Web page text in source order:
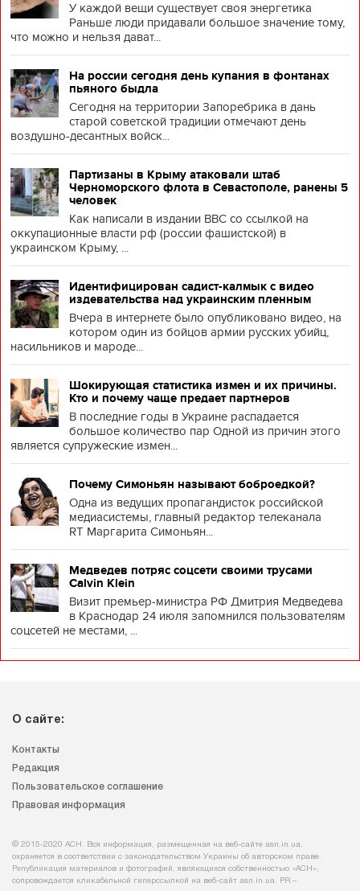
У каждой вещи существует своя энергетика
Раньше люди придавали большое значение тому,
что можно и нельзя дават...
На россии сегодня день купания в фонтанах
пьяного быдла
Сегодня на территории Запоребрика в дань
старой советской традиции отмечают день
воздушно-десантных войск...
Партизаны в Крыму атаковали штаб
Черноморского флота в Севастополе, ранены 5
человек
Как написали в издании BBC со ссылкой на
оккупационные власти рф (россии фашистской) в
украинском Крыму, ...
Идентифицирован садист-калмык с видео
издевательства над украинским пленным
Вчера в интернете было опубликовано видео, на
котором один из бойцов армии русских убийц,
насильников и мароде...
Шокирующая статистика измен и их причины.
Кто и почему чаще предает партнеров
В последние годы в Украине распадается
большое количество пар Одной из причин этого
является супружеские измен...
Почему Симоньян называют боброедкой?
Одна из ведущих пропагандисток российской
медиасистемы, главный редактор телеканала
RT Маргарита Симоньян...
Медведев потряс соцсети своими трусами
Calvin Klein
Визит премьер-министра РФ Дмитрия Медведева
в Краснодар 24 июля запомнился пользователям
соцсетей не местами, ...
О сайте:
Контакты
Редакция
Пользовательское соглашение
Правовая информация
© 2015-2020 АСН. Вся информация, размещенная на веб-сайте asn.in.ua,
охраняется в соответствии с законодательством Украины об авторском праве.
Републикация материалов и фотографий, являющихся собственностью «АСН»,
сопровождается кликабельной гиперссылкой на веб-сайт asn.іn.ua. PR –